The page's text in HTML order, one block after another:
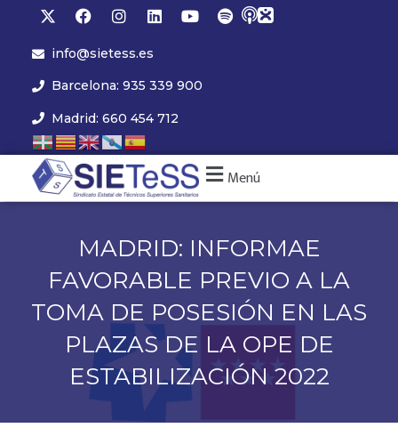
info@sietess.es
Barcelona: 935 339 900
Madrid: 660 454 712
Menú
MADRID: INFORMAE
FAVORABLE PREVIO A LA
TOMA DE POSESIÓN EN LAS
PLAZAS DE LA OPE DE
ESTABILIZACIÓN 2022